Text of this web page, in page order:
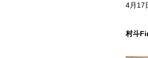
4月17
村斗